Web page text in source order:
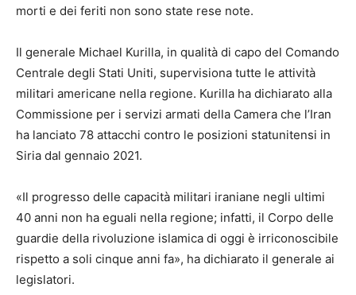
morti e dei feriti non sono state rese note.
Il generale Michael Kurilla, in qualità di capo del Comando
Centrale degli Stati Uniti, supervisiona tutte le attività
militari americane nella regione. Kurilla ha dichiarato alla
Commissione per i servizi armati della Camera che l’Iran
ha lanciato 78 attacchi contro le posizioni statunitensi in
Siria dal gennaio 2021.
«Il progresso delle capacità militari iraniane negli ultimi
40 anni non ha eguali nella regione; infatti, il Corpo delle
guardie della rivoluzione islamica di oggi è irriconoscibile
rispetto a soli cinque anni fa», ha dichiarato il generale ai
legislatori.